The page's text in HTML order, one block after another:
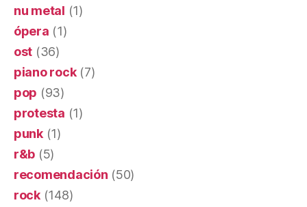
nu metal (1)
ópera (1)
ost (36)
piano rock(7)
pop (93)
protesta (1)
punk(1)
r&b (5)
recomendación (50)
rock(148)